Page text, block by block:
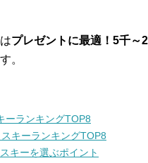
プレゼントに最適！5千～
。
ーランキングTOP8
キーランキングTOP8
キーを選ぶポイント